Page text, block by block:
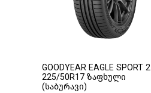
GOODYEAR EAGLE SPORT 2
225/50R17 ზაფხული
(საბურავი)